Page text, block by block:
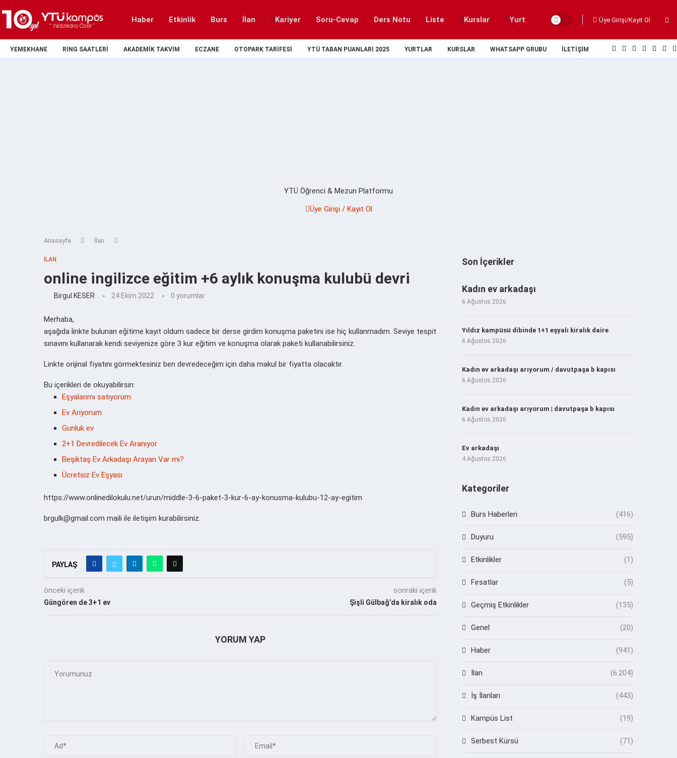
Haber Etkinlik Burs İlan Kariyer Soru-Cevap Ders Notu Liste Kurslar Yurt Üye Girişi/Kayıt Ol
YEMEKHANE RING SAATLERI AKADEMIK TAKVIM ECZANE OTOPARK TARIFESI YTÜ TABAN PUANLARI 2025 YURTLAR KURSLAR WHATSAPP GRUBU İLETIŞIM
YTÜ Öğrenci & Mezun Platformu
Üye Girişi / Kayıt Ol
Anasayfa İlan
İLAN
online ingilizce eğitim +6 aylık konuşma kulubü devri
Birgul KESER 24 Ekim 2022 0 yorumlar
Merhaba,
aşağıda linkte bulunan eğitime kayıt oldum sadece bir derse girdim konuşma paketini ise hiç kullanmadım. Seviye tespit
sınavını kullanarak kendi seviyenize göre 3 kur eğitim ve konuşma olarak paketi kullanabilirsiniz.
Linkte orijinal fiyatını görmektesiniz ben devredeceğim için daha makul bir fiyatta olacaktır.
Bu içerikleri de okuyabilirsin:
Eşyalarımı satıyorum
Ev Arıyorum
Gunluk ev
2+1 Devredilecek Ev Aranıyor
Beşiktaş Ev Arkadaşı Arayan Var mı?
Ücretsiz Ev Eşyası
https://www.onlinedilokulu.net/urun/middle-3-6-paket-3-kur-6-ay-konusma-kulubu-12-ay-egitim
brgulk@gmail.com maili ile iletişim kurabilirsiniz.
PAYLAŞ
önceki içerik
Güngören de 3+1 ev
sonraki içerik
Şişli Gülbağ’da kiralık oda
YORUM YAP
Son İçerikler
Kadın ev arkadaşı
6 Ağustos 2026
Yıldız kampüsü dibinde 1+1 eşyalı kiralık daire
6 Ağustos 2026
Kadın ev arkadaşı arıyorum / davutpaşa b kapısı
6 Ağustos 2026
Kadın ev arkadaşı arıyorum | davutpaşa b kapısı
6 Ağustos 2026
Ev arkadaşı
4 Ağustos 2026
Kategoriler
Burs Haberleri (416)
Duyuru (595)
Etkinlikler (1)
Fırsatlar (5)
Geçmiş Etkinlikler (135)
Genel (20)
Haber (941)
İlan (6.204)
İş İlanları (443)
Kampüs List (19)
Serbest Kürsü (71)